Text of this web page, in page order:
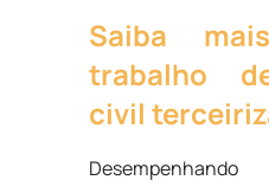
Saiba
trabalho
civil